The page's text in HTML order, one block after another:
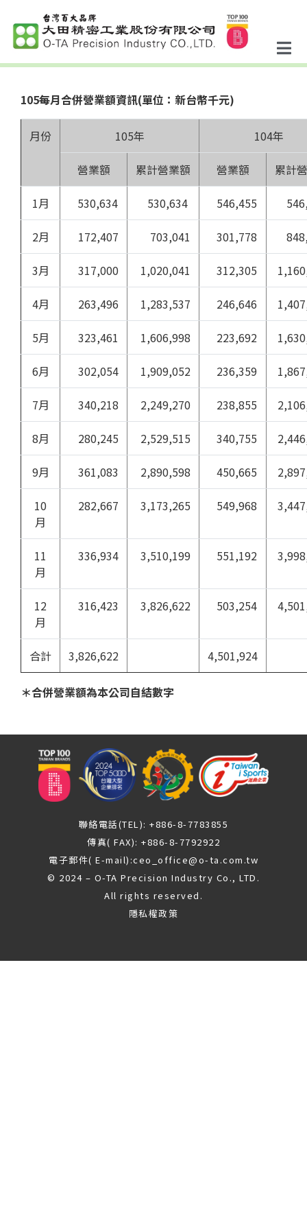
105每月合併營業額資訊(單位：新台幣千元)
月份 105年 104年
營業額 累計營業額 營業額 累計
1月 530,634 530,634 546,455
2月 172,407 703,041 301,778
3月 317,000 1,020,041 312,305
4月 263,496 1,283,537 246,646
5月 323,461 1,606,998 223,692
6月 302,054 1,909,052 236,359
7月 340,218 2,249,270 238,855
8月 280,245 2,529,515 340,755
9月 361,083 2,890,598 450,665
10
月
282,667 3,173,265 549,968
11
月
336,934 3,510,199 551,192
12
月
316,423 3,826,622 503,254
合計 3,826,622 4,501,924
＊合併營業額為本公司自結數字
聯絡電話(TEL): +886-8-7783855
傳真( FAX): +886-8-7792922
電子郵件( E-mail):ceo_office@o-ta.com.tw
© 2024 – O-TA Precision Industry Co., LTD.
All rights reserved.
隱私權政策